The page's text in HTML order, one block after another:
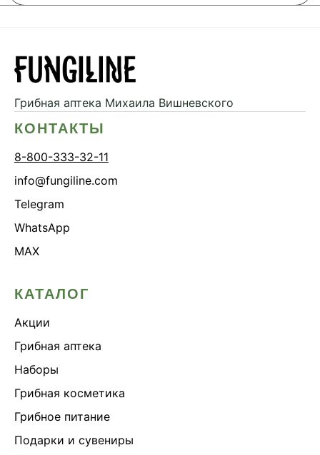
Грибная аптека Михаила Вишневского
КОНТАКТЫ
8-800-333-32-11
info@fungiline.com
Telegram
WhatsApp
MAX
КАТАЛОГ
Акции
Грибная аптека
Наборы
Грибная косметика
Грибное питание
Подарки и сувениры